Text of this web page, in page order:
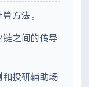
方法。
之间的传导
和投研辅助场